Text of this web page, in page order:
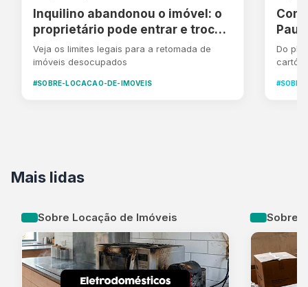
Inquilino abandonou o imóvel: o
proprietário pode entrar e trocar
a fechadura?
Veja os limites legais para a retomada de
imóveis desocupados
#SOBRE-LOCACAO-DE-IMOVEIS
Do
Mais lidas
Sobre Locação de Imóveis Sobre